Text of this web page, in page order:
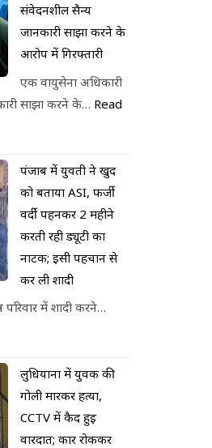
संवेदनशील सैन्य
जानकारी साझा करने के
आरोप में गिरफ्तारी
एक वायुसेना अधिकारी
साझा करने के… Read
पंजाब में युवती ने खुद
को बताया ASI, फर्जी
वर्दी पहनकर 2 महीने
करती रही ड्यूटी का
नाटक; इसी पहचान से
कर ली शादी
में शादी करने…
लुधियाना में युवक की
गोली मारकर हत्या,
CCTV में कैद हुई
वारदात; कार रोककर